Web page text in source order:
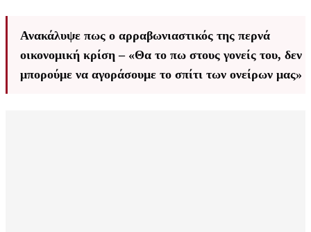
Ανακάλυψε πως ο αρραβωνιαστικός της περνά
οικονομική κρίση – «Θα το πω στους γονείς του, δεν
μπορούμε να αγοράσουμε το σπίτι των ονείρων μας»